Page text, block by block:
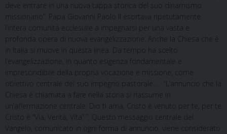
deve entrare in una nuova tappa storica del suo dinamismo
missionario”. Papa Giovanni Paolo II esortava ripetutamente
l’intera comunità ecclesiale a impegnarsi per una vasta e
profonda opera di nuova evangelizzazione. Anche la Chiesa che è
in Italia si muove in questa linea. Da tempo ha scelto
l’evangelizzazione, in quanto esigenza fondamentale e
imprescindibile della propria vocazione e missione, come
obiettivo centrale del suo impegno pastorale…. “L’annuncio che la
Chiesa è chiamata a fare nella storia si riassume in
un’affermazione centrale: Dio ti ama, Cristo è venuto per te, per te
Cristo è “Via, Verità, Vita” ”. Questo messaggio centrale del
Vangelo, comunicato in ogni forma di annuncio, viene considerato